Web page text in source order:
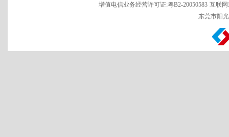
增值电信业务经营许可证:粤B2-20050583 互联网
东莞市阳